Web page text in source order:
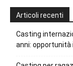
Articoli recenti
Casting
anni: opportunità